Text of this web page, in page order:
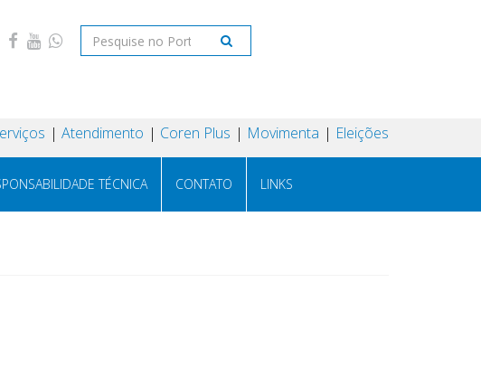
Atendimento Coren Plus Movimenta Eleições
TÉCNICA CONTATO LINKS